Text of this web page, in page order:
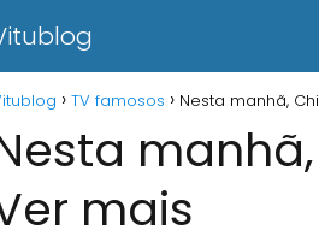
TV famosos Nesta manhã,
mais